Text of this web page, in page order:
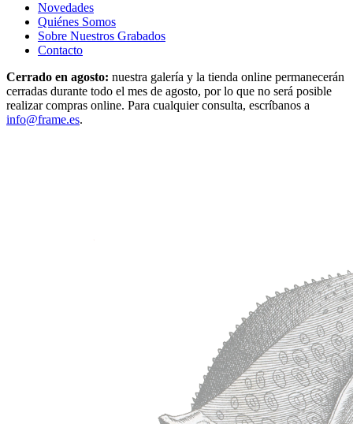
Novedades
Quiénes Somos
Sobre Nuestros Grabados
Contacto
Cerrado en agosto: nuestra galería y la tienda online permanecerán
cerradas durante todo el mes de agosto, por lo que no será posible
realizar compras online. Para cualquier consulta, escríbanos a
info@frame.es.